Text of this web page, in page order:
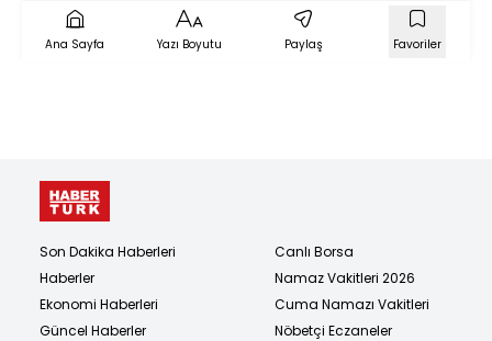
Ana Sayfa Yazı Boyutu Paylaş Favoriler
Son Dakika Haberleri
Haberler
Ekonomi Haberleri
Güncel Haberler
Canlı Borsa
Namaz Vakitleri 2026
Cuma Namazı Vakitleri
Nöbetçi Eczaneler